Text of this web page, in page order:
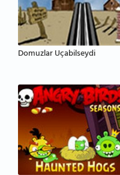
Domuzlar Uçabilseydi